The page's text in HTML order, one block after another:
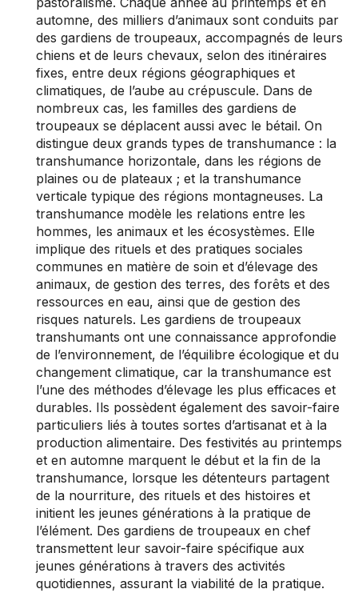
automne, des milliers d’animaux sont conduits par
des gardiens de troupeaux, accompagnés de leurs
chiens et de leurs chevaux, selon des itinéraires
fixes, entre deux régions géographiques et
climatiques, de l’aube au crépuscule. Dans de
nombreux cas, les familles des gardiens de
troupeaux se déplacent aussi avec le bétail. On
distingue deux grands types de transhumance : la
transhumance horizontale, dans les régions de
plaines ou de plateaux ; et la transhumance
verticale typique des régions montagneuses. La
transhumance modèle les relations entre les
hommes, les animaux et les écosystèmes. Elle
implique des rituels et des pratiques sociales
communes en matière de soin et d’élevage des
animaux, de gestion des terres, des forêts et des
ressources en eau, ainsi que de gestion des
risques naturels. Les gardiens de troupeaux
transhumants ont une connaissance approfondie
de l’environnement, de l’équilibre écologique et du
changement climatique, car la transhumance est
l’une des méthodes d’élevage les plus efficaces et
durables. Ils possèdent également des savoir-faire
particuliers liés à toutes sortes d’artisanat et à la
production alimentaire. Des festivités au printemps
et en automne marquent le début et la fin de la
transhumance, lorsque les détenteurs partagent
de la nourriture, des rituels et des histoires et
initient les jeunes générations à la pratique de
l’élément. Des gardiens de troupeaux en chef
transmettent leur savoir-faire spécifique aux
jeunes générations à travers des activités
quotidiennes, assurant la viabilité de la pratique.